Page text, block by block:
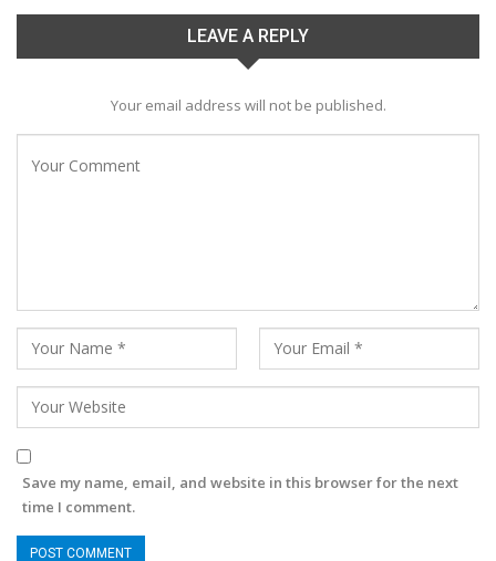
LEAVE A REPLY
Your email address will not be published.
Save my name, email, and website in this browser for the next
time I comment.